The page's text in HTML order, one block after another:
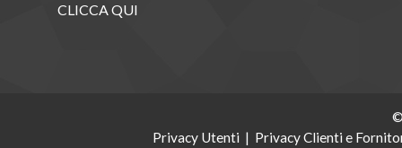
CLICCA QUI
Privacy Utenti | Privacy Clienti e